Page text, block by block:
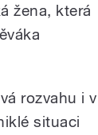
žena, která
rozvahu i v
situaci